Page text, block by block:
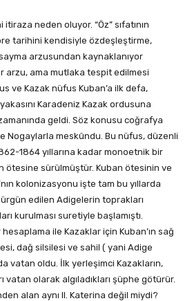
neden oluyor. “Öz” sıfatının
tarihini kendisiyle özdeşleştirme,
arzusundan kaynaklanıyor
arzu, ama mutlaka tespit edilmesi
ve Kazak nüfus Kuban’a ilk defa,
yakasını Karadeniz Kazak ordusuna
geldi. Söz konusu coğrafya
Nogaylarla meskûndu. Bu nüfus, düzenli
1864 yıllarına kadar monoetnik bir
ötesine sürülmüştür. Kuban ötesinin ve
kolonizasyonu işte tam bu yıllarda
edilen Adigelerin toprakları
kurulması suretiyle başlamıştı.
ile Kazaklar için Kuban’ın sağ
dağ silsilesi ve sahil ( yani Adige
vatan oldu. İlk yerleşimci Kazakların,
olarak algıladıkları şüphe götürür.
alan aynı II. Katerina değil miydi?